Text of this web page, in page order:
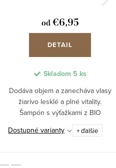
od€6,95
DETAIL
Skladom 5 ks
Dodáva objem a zanecháva vlasy
žiarivo lesklé a plné vitality.
Šampón s výťažkami z BIO
lipových kvietkov, BIO ovsa, BIO
aloe vera a rumančeka podporuje
Dostupné varianty + ďalšie